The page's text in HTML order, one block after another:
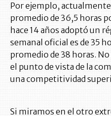
Por ejemplo,
promedio de 36,5 horas
hace 14 años adoptó un
semanal oficial es de 35
promedio de 38 horas.
el punto de vista de la
una competitividad
Si miramos en el otro